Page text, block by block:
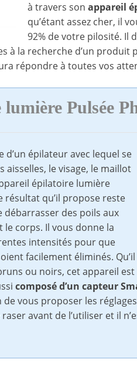
à travers son appareil
qu’étant assez cher, il
92% de votre pilosité. Il
à la recherche d’un
répondre à toutes vos
Pulsée
épilateur avec lequel se
le visage, le maillot
épilatoire lumière
résultat qu’il propose reste
débarrasser des poils aux
corps. Il vous donne la
intensités pour que
facilement éliminés. Qu’il
ou noirs, cet appareil est
composé d’un capteur
vous proposer les
avant de l’utiliser et il